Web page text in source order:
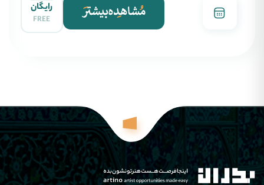
رایگان
FREE